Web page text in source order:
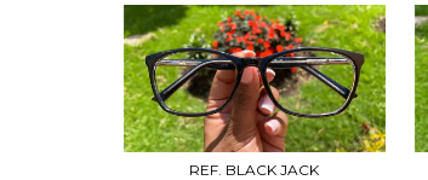
REF. BLACK JACK